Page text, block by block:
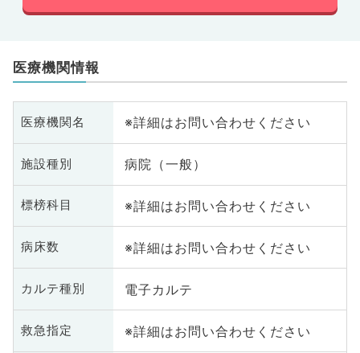
医療機関情報
医療機関名 ※詳細はお問い合わせください
施設種別 病院（一般）
標榜科目 ※詳細はお問い合わせください
病床数 ※詳細はお問い合わせください
カルテ種別 電子カルテ
救急指定 ※詳細はお問い合わせください